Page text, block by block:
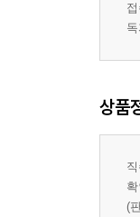
상품
(